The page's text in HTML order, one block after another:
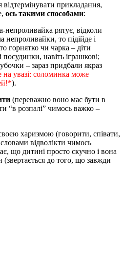
прикладання,
ось такими способами:
непроливайка рятує, відколи
непроливайки, то підійде і
горнятко чи чарка – діти
навіть іграшкові;
– зараз придбали якраз
на увазі: соломинка може
).
(переважно воно має бути в
“в розпалі” чимось важко –
харизмою (говорити, співати,
відволікти чимось
що дитині просто скучно і вона
(звертається до того, що завжди